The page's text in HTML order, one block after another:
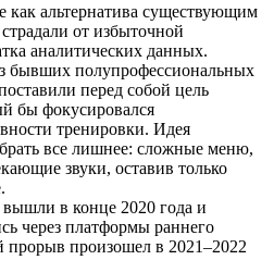
как альтернатива существующим
от избыточной
аналитических данных.
бывших полупрофессиональных
перед собой цель
бы фокусировался
тренировки. Идея
все лишнее: сложные меню,
звуки, оставив только
в конце 2020 года и
через платформы раннего
прорыв произошел в 2021–2022